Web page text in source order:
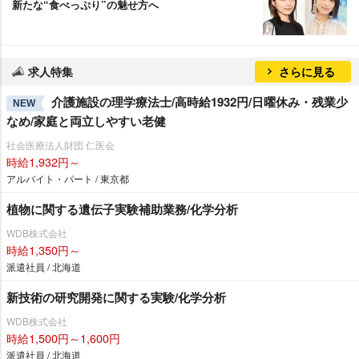
新たな“食べっぷり”の魅せ方へ
求人特集 さらに見る
NEW
介護施設の理学療法士/高時給1932円/日曜休み・残業少
なめ/家庭と両立しやすい老健
社会医療法人財団 仁医会
時給1,932円～
アルバイト・パート / 東京都
植物に関する遺伝子実験補助業務/化学分析
WDB株式会社
時給1,350円～
派遣社員 / 北海道
新技術の研究開発に関する実験/化学分析
WDB株式会社
時給1,500円～1,600円
派遣社員 / 北海道